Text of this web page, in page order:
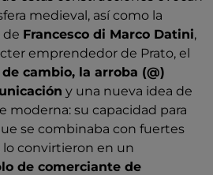
medieval, así como la
de Francesco di Marco Datini,
emprendedor de Prato, el
cambio, la arroba (@)
y una nueva idea de
moderna: su capacidad para
se combinaba con fuertes
convirtieron en un
de comerciante de